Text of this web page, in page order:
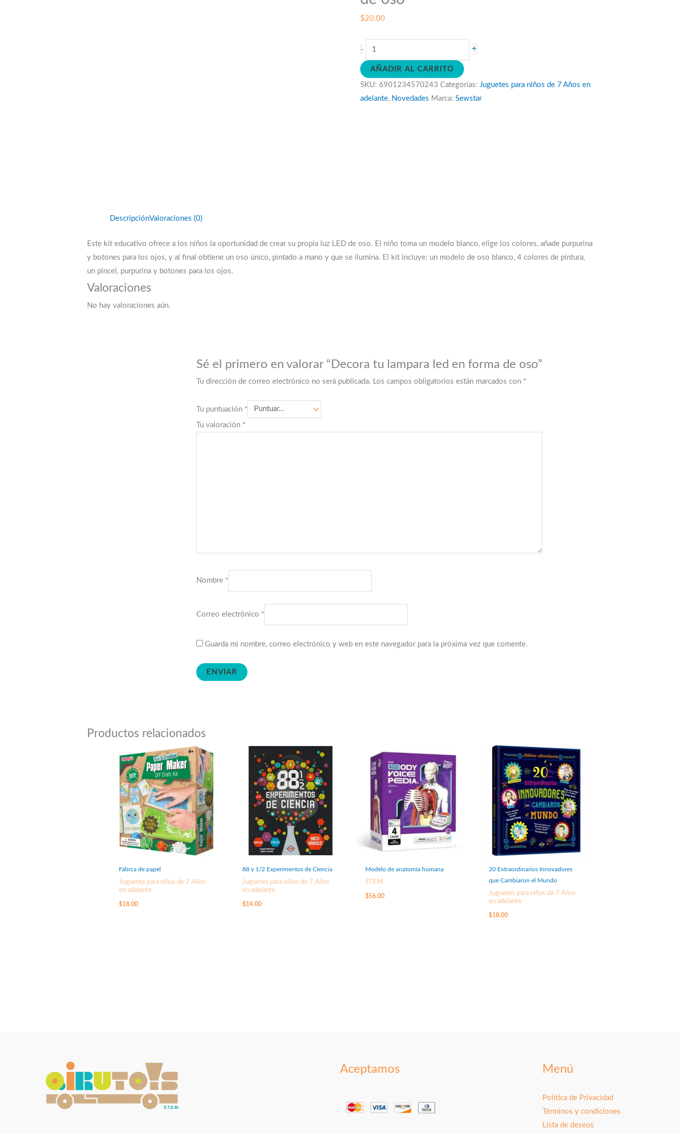
$20.00
-
Decora
tu
lampara
led
en
+
AÑADIR AL CARRITO
SKU: 6901234570243 Categorías: Juguetes para niños de 7 Años en
adelante, Novedades Marca: Sewstar
DescripciónValoraciones (0)
Este kit educativo ofrece a los niños la oportunidad de crear su propia luz LED de oso. El niño toma un modelo blanco, elige los colores, añade purpurina
y botones para los ojos, y al final obtiene un oso único, pintado a mano y que se ilumina. El kit incluye: un modelo de oso blanco, 4 colores de pintura,
un pincel, purpurina y botones para los ojos.
Valoraciones
No hay valoraciones aún.
Sé el primero en valorar “Decora tu lampara led en forma de oso”
Tu dirección de correo electrónico no será publicada. Los campos obligatorios están marcados con *
Tu puntuación *
Tu valoración *
Nombre *
Correo electrónico *
Guarda mi nombre, correo electrónico y web en este navegador para la próxima vez que comente.
Productos relacionados
Fábrca de papel
Juguetes para niños de 7 Años
en adelante
$18.00
88 y 1/2 Experimentos de Ciencia
Juguetes para niños de 7 Años
en adelante
$14.00
Modelo de anatomía humana
STEM
$56.00
20 Extraordinarios Innovadores
que Cambiaron el Mundo
Juguetes para niños de 7 Años
en adelante
$18.00
Aceptamos Menú
Política de Privacidad
Términos y condiciones
Lista de deseos